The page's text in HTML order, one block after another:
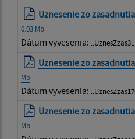
Uznesenie zo
0.03 Mb
Dátum vyvesenia:
Uznesenie zo
Mb
Dátum vyvesenia:
Uznesenie zo
Mb